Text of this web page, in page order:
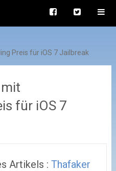
Preis für iOS 7 Jailbreak
für iOS 7
Artikels :Thafaker